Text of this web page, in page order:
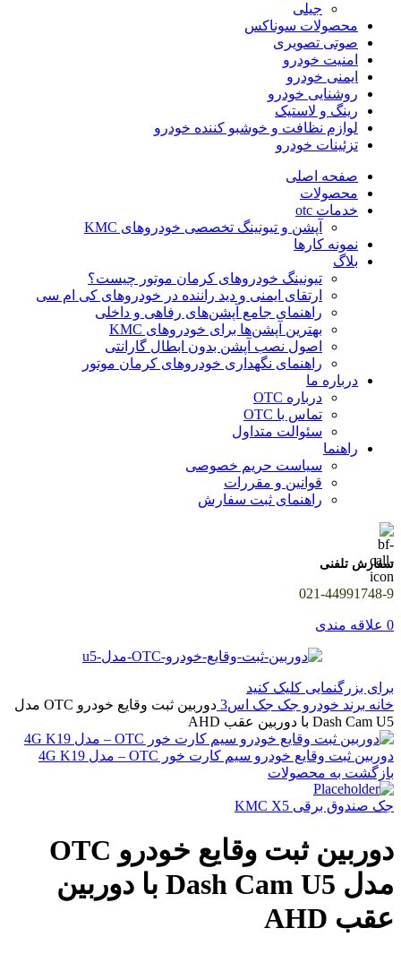
جیلی
محصولات سوناکس
صوتی تصویری
امنیت خودرو
ایمنی خودرو
روشنایی خودرو
رینگ و لاستیک
لوازم نظافت و خوشبو کننده خودرو
تزئینات خودرو
صفحه اصلی
محصولات
خدمات otc
آپشن و تیونینگ تخصصی خودروهای KMC
نمونه کارها
بلاگ
تیونینگ خودروهای کرمان موتور چیست؟
ارتقای ایمنی و دید راننده در خودروهای کی ام سی
راهنمای جامع آپشن‌های رفاهی و داخلی
بهترین آپشن‌ها برای خودروهای KMC
اصول نصب آپشن بدون ابطال گارانتی
راهنمای نگهداری خودروهای کرمان موتور
درباره ما
درباره OTC
تماس با OTC
سئوالت متداول
راهنما
سیاست حریم خصوصی
قوانین و مقررات
راهنمای ثبت سفارش
سفارش تلفنی
021-44991748-9
0 علاقه مندی
برای بزرگنمایی کلیک کنید
خانه برند خودرو جک جک اس3
دوربین ثبت وقایع خودرو OTC مدل
Dash Cam U5 با دوربین عقب AHD
دوربین ثبت وقایع خودرو سیم کارت خور OTC – مدل 4G K19
بازگشت به محصولات
جک صندوق برقی KMC X5
دوربین ثبت وقایع خودرو OTC
مدل Dash Cam U5 با دوربین
عقب AHD